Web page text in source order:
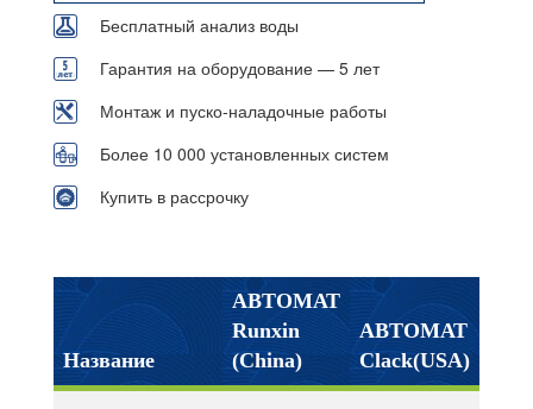
Бесплатный анализ воды
Гарантия на оборудование — 5 лет
Монтаж и пуско-наладочные работы
Более 10 000 установленных систем
Купить в рассрочку
Название
АВТОМАТ
Runxin
(China)
АВТОМАТ
Clack(USA)